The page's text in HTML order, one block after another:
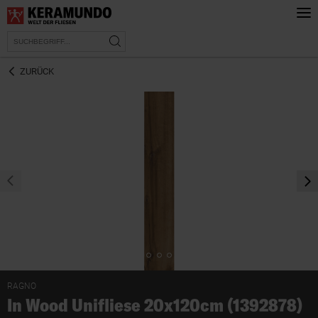
ZURÜCK
RAGNO
In Wood Unifliese 20x120cm (1392878)